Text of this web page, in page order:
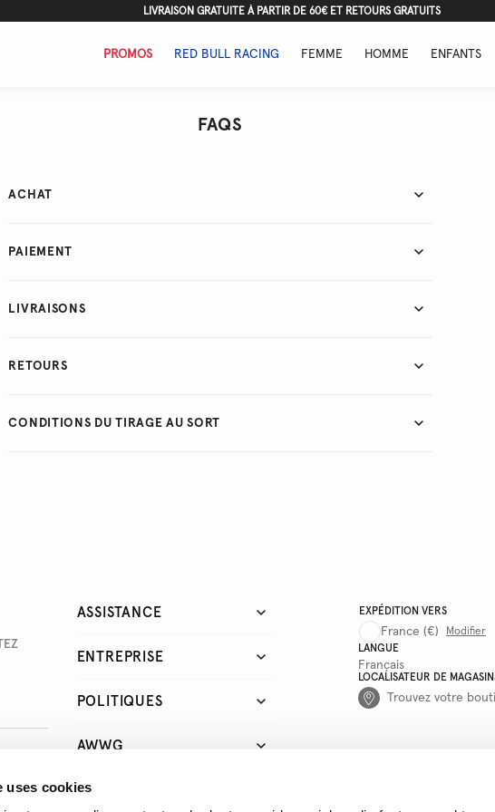
uses cookies
LIVRAISON GRATUITE À PARTIR DE 60€ ET RETOURS GRATUITS
PROMOS RED BULL RACING FEMME HOMME ENFANTS
FAQS
ACHAT
PAIEMENT
LIVRAISONS
RETOURS
CONDITIONS DU TIRAGE AU SORT
ASSISTANCE
ENTREPRISE
POLITIQUES
AWWG
LIENS RAPIDES
EXPÉDITION VERS
France (€)
Modifier
LANGUE
Français
LOCALISATEUR DE
Trouvez votre